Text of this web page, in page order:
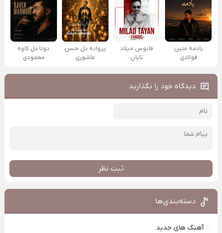
یادمه متین
فولادی
فانوس میلاد
تایان
پروانه دل حسن
عاشوری
دوتا دل کاوه
محمودی
دیدگاه خود را بگذارید
ثبت نظر
دسته‌بندی‌ها
آهنگ های جدید